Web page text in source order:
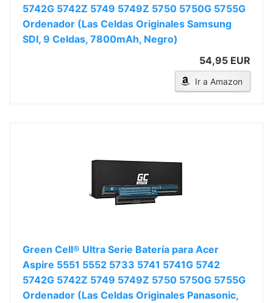
5742G 5742Z 5749 5749Z 5750 5750G 5755G
Ordenador (Las Celdas Originales Samsung
SDI, 9 Celdas, 7800mAh, Negro)
54,95 EUR
Ir a Amazon
Green Cell® Ultra Serie Batería para Acer
Aspire 5551 5552 5733 5741 5741G 5742
5742G 5742Z 5749 5749Z 5750 5750G 5755G
Ordenador (Las Celdas Originales Panasonic,